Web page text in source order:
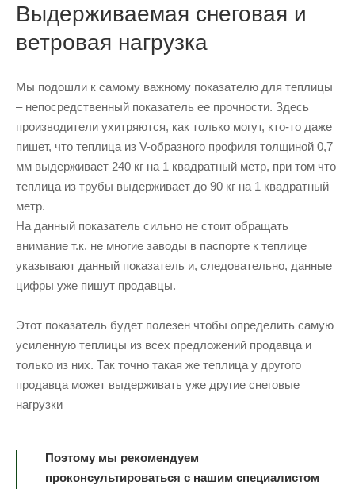
Выдерживаемая снеговая и
ветровая нагрузка
Мы подошли к самому важному показателю для теплицы
– непосредственный показатель ее прочности. Здесь
производители ухитряются, как только могут, кто-то даже
пишет, что теплица из V-образного профиля толщиной 0,7
мм выдерживает 240 кг на 1 квадратный метр, при том что
теплица из трубы выдерживает до 90 кг на 1 квадратный
метр.
На данный показатель сильно не стоит обращать
внимание т.к. не многие заводы в паспорте к теплице
указывают данный показатель и, следовательно, данные
цифры уже пишут продавцы.
Этот показатель будет полезен чтобы определить самую
усиленную теплицы из всех предложений продавца и
только из них. Так точно такая же теплица у другого
продавца может выдерживать уже другие снеговые
нагрузки
Поэтому мы рекомендуем
проконсультироваться с нашим специалистом